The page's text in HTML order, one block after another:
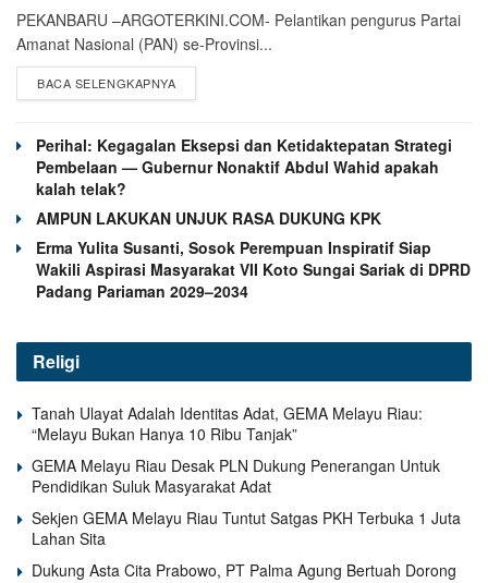
PEKANBARU –ARGOTERKINI.COM- Pelantikan pengurus Partai
Amanat Nasional (PAN) se-Provinsi...
BACA SELENGKAPNYA
Perihal: Kegagalan Eksepsi dan Ketidaktepatan Strategi
Pembelaan — Gubernur Nonaktif Abdul Wahid apakah
kalah telak?
AMPUN LAKUKAN UNJUK RASA DUKUNG KPK
Erma Yulita Susanti, Sosok Perempuan Inspiratif Siap
Wakili Aspirasi Masyarakat VII Koto Sungai Sariak di DPRD
Padang Pariaman 2029–2034
Religi
Tanah Ulayat Adalah Identitas Adat, GEMA Melayu Riau:
“Melayu Bukan Hanya 10 Ribu Tanjak”
GEMA Melayu Riau Desak PLN Dukung Penerangan Untuk
Pendidikan Suluk Masyarakat Adat
Sekjen GEMA Melayu Riau Tuntut Satgas PKH Terbuka 1 Juta
Lahan Sita
Dukung Asta Cita Prabowo, PT Palma Agung Bertuah Dorong